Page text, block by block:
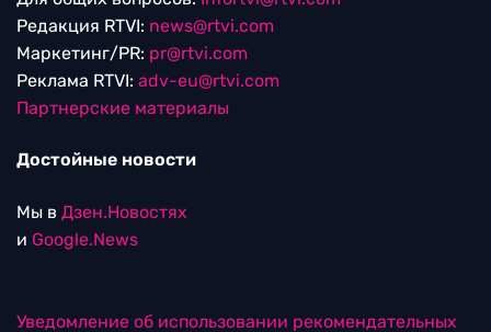
Редакция RTVI: news@rtvi.com
Маркетинг/PR: pr@rtvi.com
Реклама RTVI: adv-eu@rtvi.com
Партнерские материалы
Достойные новости
Мы в Дзен.Новостях
и Google.News
Уведомление об использовании рекомендательных